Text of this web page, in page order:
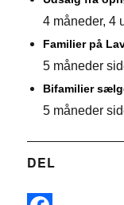
4 måneder, 4
Familier på
5 måneder
Bifamilier
5 måneder
DEL